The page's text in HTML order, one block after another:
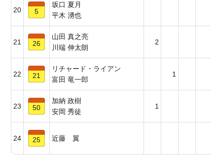
20 5
坂口 夏月
平木 湧也
21 26
山田 真之亮
川端 伸太朗
2
22 21
リチャード・ライアン
富田 竜一郎
1
23 50
加納 政樹
安岡 秀徒
1
24 25 近藤 翼